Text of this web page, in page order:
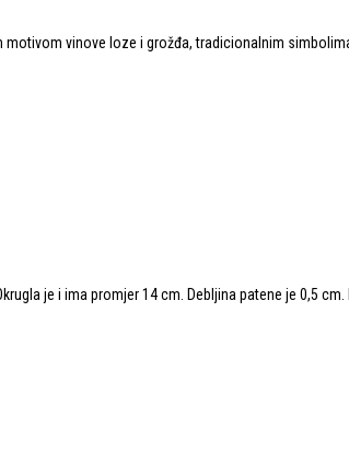
vinove loze i grožđa, tradicionalnim
je i ima promjer 14 cm. Debljina patene je 0,5 cm.